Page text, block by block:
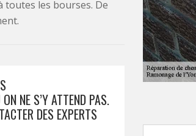
toutes les bourses. De
NE S’Y ATTEND PAS.
DES EXPERTS